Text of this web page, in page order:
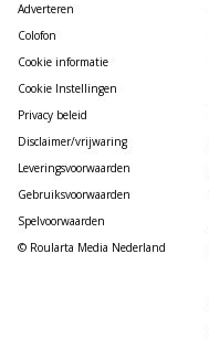
Adverteren
Colofon
Cookie informatie
Cookie Instellingen
Privacy beleid
Disclaimer/vrijwaring
Leveringsvoorwaarden
Gebruiksvoorwaarden
Spelvoorwaarden
© Roularta Media Nederland